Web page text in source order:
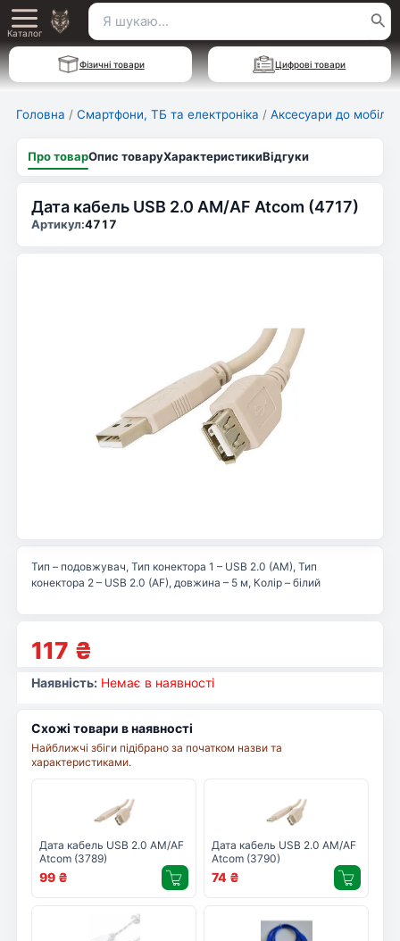
Перейти
до
вмісту
Main
Menu
Каталог
Пошук
для:
Фізичні товари Цифрові товари
Головна / Смартфони, ТБ та електроніка / Аксесуари до
Про товарОпис товаруХарактеристикиВідгуки
Дата кабель USB 2.0 AM/AF Atcom (4717)
Артикул:4717
117 ₴
Тип – подовжувач, Тип конектора 1 – USB 2.0 (AM), Тип
конектора 2 – USB 2.0 (AF), довжина – 5 м, Колір – білий
Наявність: Немає в наявності
Схожі товари в наявності
Найближчі збіги підібрано за початком назви та
характеристиками.
Дата кабель USB 2.0 AM/AF
Atcom (3789)
99 ₴
Дата кабель USB 2.0 AM/AF
Atcom (3790)
74 ₴